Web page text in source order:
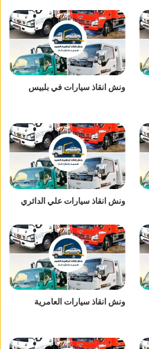
ونش انقاذ سيارات في بلبيس
ونش انقاذ سيارات علي الدائري
ونش انقاذ سيارات العامرية